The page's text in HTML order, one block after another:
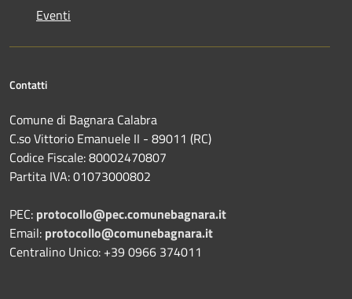
Eventi
Contatti
Comune di Bagnara Calabra
C.so Vittorio Emanuele II - 89011 (RC)
Codice Fiscale:80002470807
Partita IVA:01073000802
PEC: protocollo@pec.comunebagnara.it
Email: protocollo@comunebagnara.it
Centralino Unico: +39 0966 374011